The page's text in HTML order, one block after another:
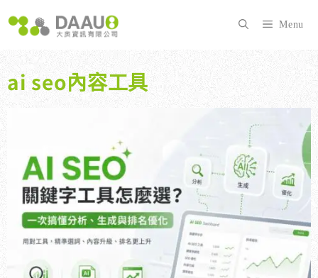
至
內
容
Menu
ai seo內容工具